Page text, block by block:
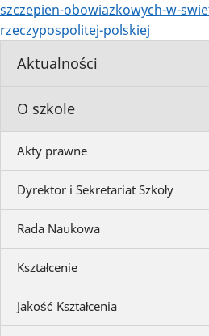
Aktualności
O szkole
Akty prawne
Dyrektor i Sekretariat Szkoły
Rada Naukowa
Kształcenie
Jakość Kształcenia
szczepien-obowiazkowych-w-
rzeczypospolitej-polskiej